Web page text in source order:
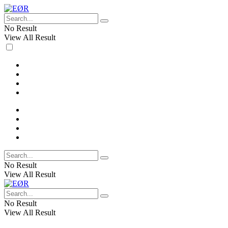
No Result
View All Result
No Result
View All Result
No Result
View All Result